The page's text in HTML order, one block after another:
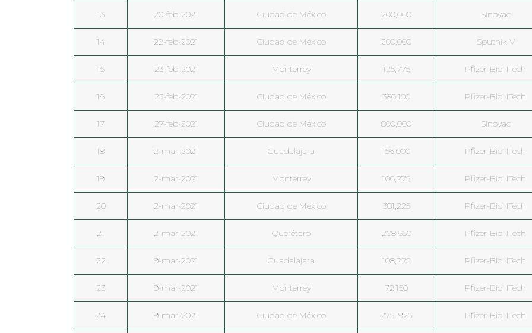
13 20-feb-2021 Ciudad de México 200,000 Sinovac
14 22-feb-2021 Ciudad de México 200,000 Sputnik V
15 23-feb-2021 Monterrey 125,775 Pfizer-BioNTech
16 23-feb-2021 Ciudad de México 386,100 Pfizer-BioNTech
17 27-feb-2021 Ciudad de México 800,000 Sinovac
18 2-mar-2021 Guadalajara 156,000 Pfizer-BioNTech
19 2-mar-2021 Monterrey 106,275 Pfizer-BioNTech
20 2-mar-2021 Ciudad de México 381,225 Pfizer-BioNTech
21 2-mar-2021 Querétaro 208,650 Pfizer-BioNTech
22 9-mar-2021 Guadalajara 108,225 Pfizer-BioNTech
23 9-mar-2021 Monterrey 72,150 Pfizer-BioNTech
24 9-mar-2021 Ciudad de México 275, 925 Pfizer-BioNTech